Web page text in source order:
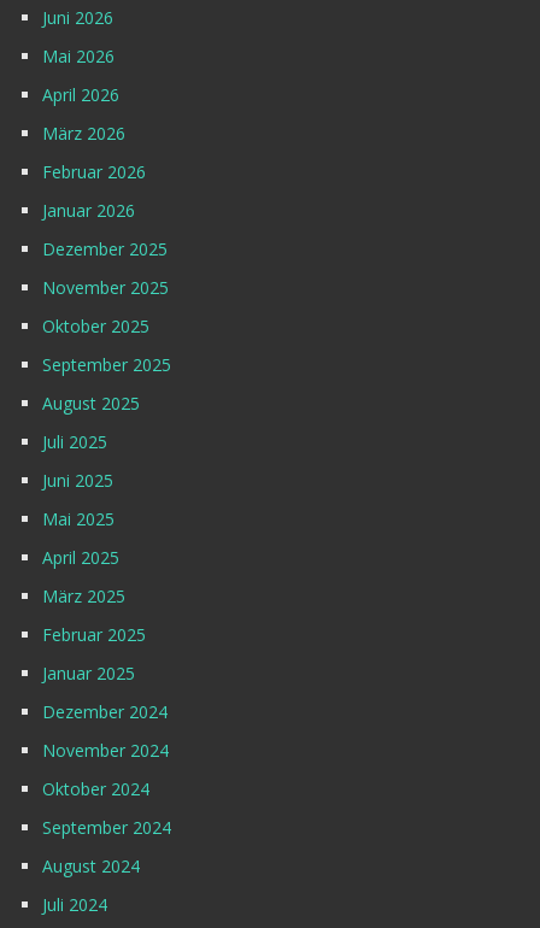
Juni 2026
Mai 2026
April 2026
März 2026
Februar 2026
Januar 2026
Dezember 2025
November 2025
Oktober 2025
September 2025
August 2025
Juli 2025
Juni 2025
Mai 2025
April 2025
März 2025
Februar 2025
Januar 2025
Dezember 2024
November 2024
Oktober 2024
September 2024
August 2024
Juli 2024